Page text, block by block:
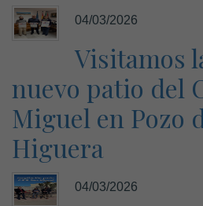
04/03/2026
Visitamos
nuevo patio del
Miguel en Pozo
Higuera
04/03/2026